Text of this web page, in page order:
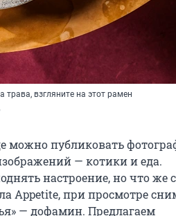
трава, взгляните на этот рамен
можно публиковать
— котики и еда.
настроение, но что же
Appetite, при просмотре
— дофамин. Предлагаем